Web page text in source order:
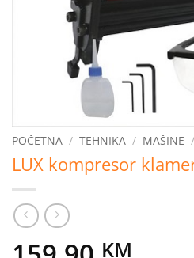
POČETNA / TEHNIKA / MAŠINE /
LUX kompresor
KM